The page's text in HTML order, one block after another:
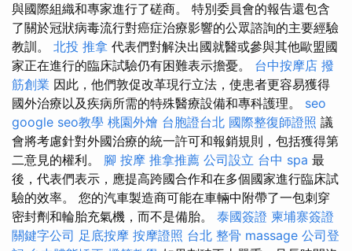
與國際組織和專家進行了磋商。 特別委員會的報告還包含
了關於冠狀病毒流行對癌症治療影響的公眾諮詢的主要經驗
教訓。 北投 推拿 代表們對解決出國就醫或參與其他歐盟國
家正在進行的臨床試驗仍有困難表示擔憂。 台中按摩店 撥
筋創業 因此，他們敦促改革現行立法，使患者更容易獲得
國外治療以及疾病所需的特殊醫療設備和專科護理。 seo
google seo教學 桃園外燴 台胞證台北 國際整復師證照 議
會將考慮針對外國治療的統一許可和報銷規則，包括獲得第
二意見的權利。 腳 按摩 推拿推薦 公司設立 台中 spa 最
後，代表們表示，應提高跨國合作和在多個國家進行臨床試
驗的效率。 您的汽車製造商可能在車輛中附帶了一包刺穿
密封劑和輪胎充氣機，而不是備胎。 泰國簽證 柬埔寨簽證
關鍵字公司 足底按摩 按摩證照 台北 整骨 massage 公司登